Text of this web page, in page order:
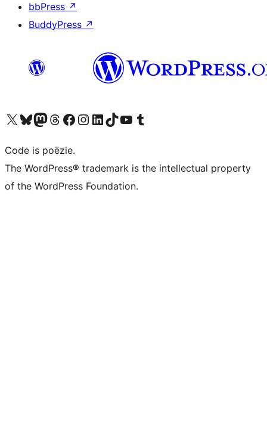
bbPress ↗
BuddyPress ↗
Bezoek ons X (voorheen Twitter) account
Bezoek ons Bluesky account
Bezoek ons Mastodon account
Bezoek ons Threads account
Onze Facebook pagina bezoeken
Bezoek ons Instagram account
Bezoek ons LinkedIn account
Bezoek ons TikTok account
Bezoek ons YouTube kanaalBezoek ons Tumblr account
Code is poëzie.
The WordPress® trademark is the intellectual property
of the WordPress Foundation.